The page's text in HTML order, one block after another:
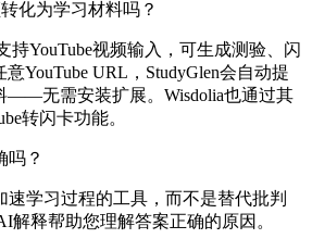
化为学习材料吗？
持YouTube视频输入，可生成测验、闪
YouTube URL，StudyGlen会自动提
——无需安装扩展。Wisdolia也通过其
转闪卡功能。
吗？
学习过程的工具，而不是替代批判
解释帮助您理解答案正确的原因。